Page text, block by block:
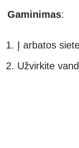
Gaminimas:
Į arbatos
Užvirkite